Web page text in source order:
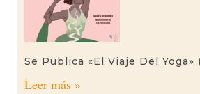
Se Publica «El Viaje Del
Leer más »